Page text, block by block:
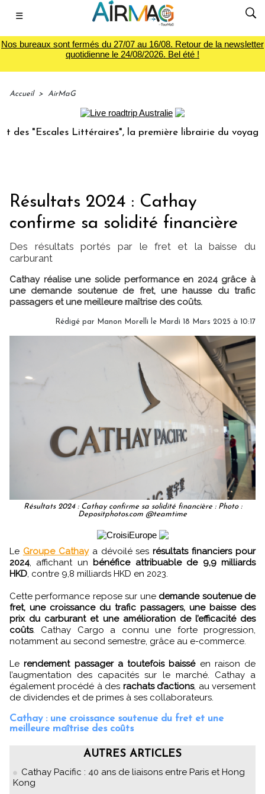
☰
Nos bureaux sont fermés du 27/07 au 16/08. Retour de la newsletter
quotidienne le 24/08/2026. Bel été !
Accueil > AirMaG
Littéraires", la première librairie du voyage Le
Résultats 2024 : Cathay
confirme sa solidité financière
Des résultats portés par le fret et la baisse du
carburant
Cathay réalise une solide performance en 2024 grâce à
une demande soutenue de fret, une hausse du trafic
passagers et une meilleure maîtrise des coûts.
Rédigé par Manon Morelli le Mardi 18 Mars 2025 à 10:17
Résultats 2024 : Cathay confirme sa solidité financière : Photo :
Depositphotos.com @teamtime
Le Groupe Cathaya dévoilé sesrésultats financiers pour
2024, affichant un bénéfice attribuable de 9,9 milliards
HKD, contre 9,8 milliards HKD en 2023.
Cette performance repose sur une demande soutenue de
fret, une croissance du trafic passagers, une baisse des
prix du carburant et une amélioration de l’efficacité des
coûts. Cathay Cargo a connu une forte progression,
notamment au second semestre, grâce au e-commerce.
Lerendement passager a toutefois baisséen raison de
l’augmentation des capacités sur le marché. Cathay a
également procédé à des rachats d’actions, au versement
de dividendes et de primes à ses collaborateurs.
Cathay : une croissance soutenue du fret et une
meilleure maîtrise des coûts
AUTRES ARTICLES
Cathay Pacific : 40 ans de liaisons entre Paris et Hong
Kong